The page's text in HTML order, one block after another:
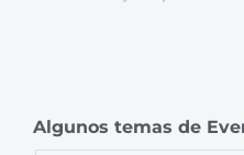
Algunos temas de